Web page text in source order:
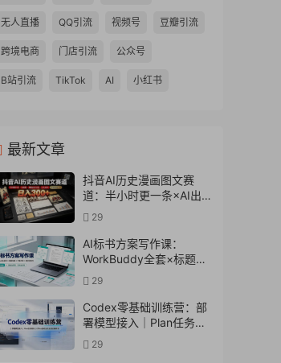
无人直播 QQ引流 视频号 豆瓣引流
跨境电商 门店引流 公众号
B站引流 TikTok AI 小红书
最新文章
抖音AI历史漫画图文赛
道：半小时更一条×AI出
图×邪修过伙伴计划×日入
300+，零成本快速入局
29
AI标书方案写作课：
WorkBuddy全套×标题生
成×方案大纲×提示词技巧
×废标点检查×豆包流程
图，高效出方案
29
Codex零基础训练营：部
署模型接入｜Plan任务规
划｜Office自动生成全套
实操教学
29